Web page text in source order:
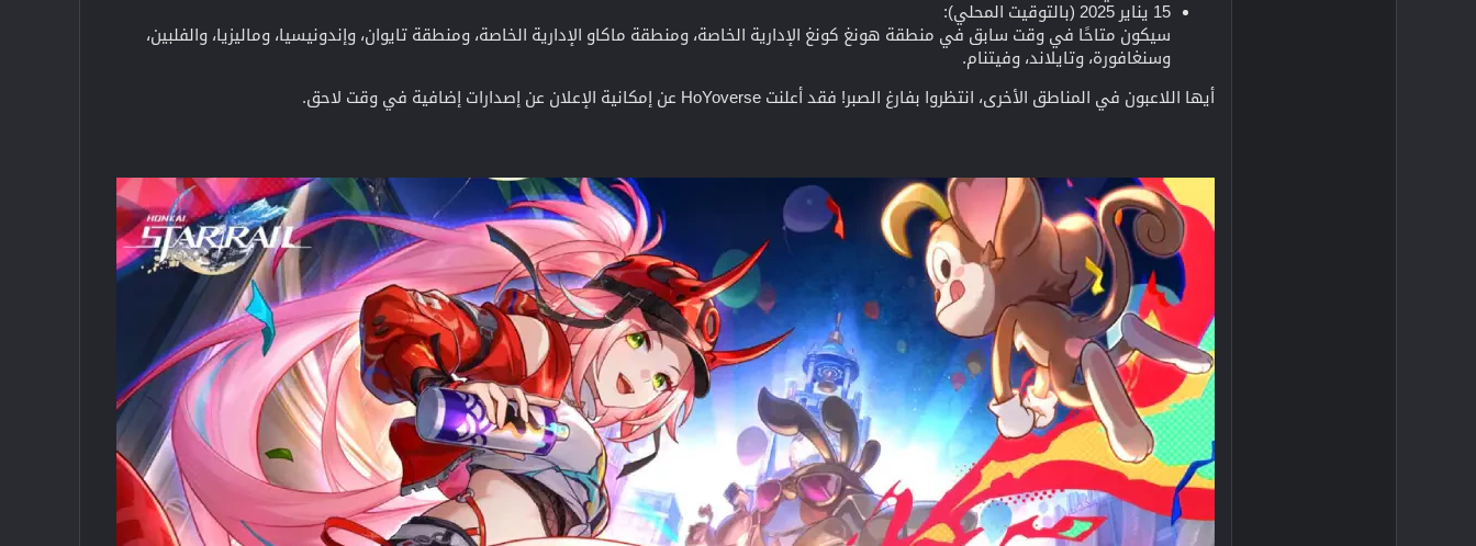
15 يناير 2025 (بالتوقيت المحلي):
سيكون متاحًا في وقت سابق في منطقة هونغ كونغ الإدارية الخاصة، ومنطقة ماكاو الإدارية الخاصة، ومنطقة تايوان، وإندونيسيا، وماليزيا، والفلبين،
وسنغافورة، وتايلاند، وفيتنام.
أيها اللاعبون في المناطق الأخرى، انتظروا بفارغ الصبر! فقد أعلنت HoYoverse عن إمكانية الإعلان عن إصدارات إضافية في وقت لاحق.